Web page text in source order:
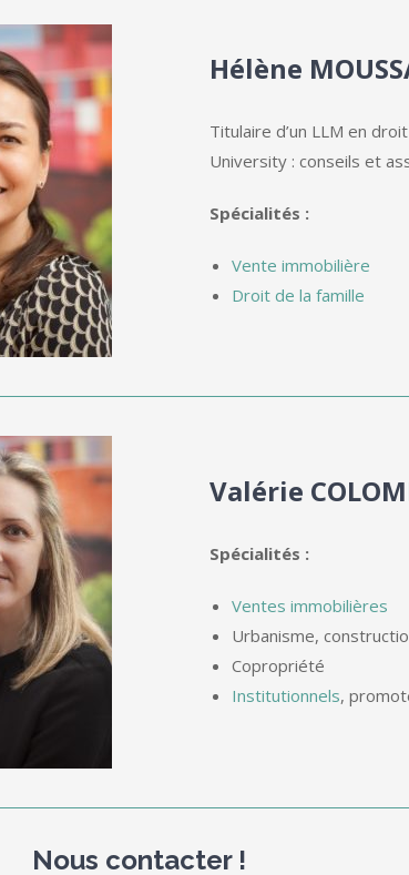
Hélène
Titulaire d’un LLM en
University : conseils et
Spécialités :
Vente immobilière
Droit de la famille
Valérie
Spécialités :
Ventes immobilières
Urbanisme,
Copropriété
Institutionnels,
Nous contacter !